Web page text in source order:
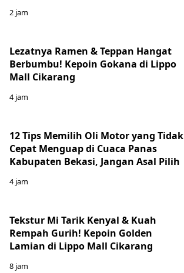
2 jam
Lezatnya Ramen & Teppan Hangat
Berbumbu! Kepoin Gokana di Lippo
Mall Cikarang
4 jam
12 Tips Memilih Oli Motor yang Tidak
Cepat Menguap di Cuaca Panas
Kabupaten Bekasi, Jangan Asal Pilih
4 jam
Tekstur Mi Tarik Kenyal & Kuah
Rempah Gurih! Kepoin Golden
Lamian di Lippo Mall Cikarang
8 jam